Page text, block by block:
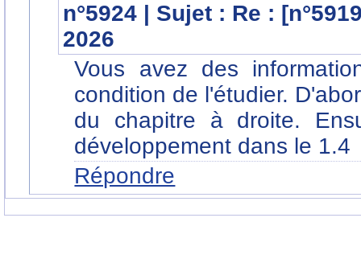
n°5924 | Sujet : Re :
2026
Vous avez des
condition de l'étudier.
du chapitre à droite.
développement dans le 1.4
Répondre